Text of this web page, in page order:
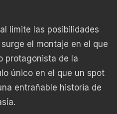
limite las posibilidades
el montaje en el que
protagonista de la
único en el que un spot
entrañable historia de